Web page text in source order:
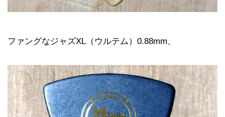
ファングなジャズXL（ウルテム）0.88mm、